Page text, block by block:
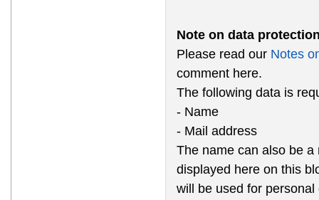
Note on data
Please read our Notes
comment here.
The following data is
- Name
- Mail address
The name can also be
displayed here on this
will be used for